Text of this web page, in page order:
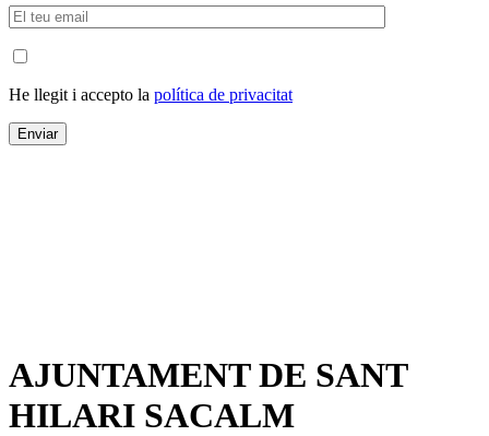
He llegit i accepto la política de privacitat
AJUNTAMENT DE SANT
HILARI SACALM